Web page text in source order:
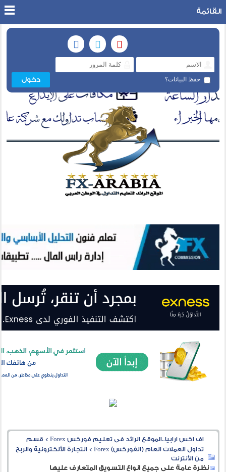
حفظ البيانات؟
القائمة
اف اكس ارابيا..الموقع الرائد فى تعليم فوركس Forex > قسم
تداول العملات العام (الفوركس) Forex
>التجارة الألكترونية والربح
من الأنترنت
نظرة عامة على جميع انواع التسويق المتعارف عليها